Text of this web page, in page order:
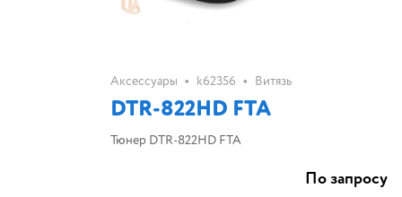
Аксессуары • k62356 • Витязь
DTR-822HD FTA
Тюнер DTR-822HD FTA
По запросу